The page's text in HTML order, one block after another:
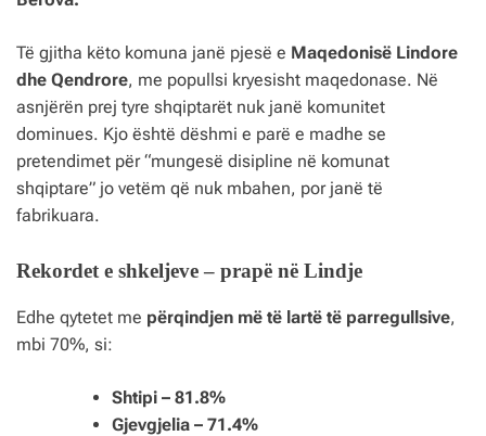
Të gjitha këto komuna janë pjesë e Maqedonisë Lindore
dhe Qendrore, me popullsi kryesisht maqedonase. Në
asnjërën prej tyre shqiptarët nuk janë komunitet
dominues. Kjo është dëshmi e parë e madhe se
pretendimet për “mungesë disipline në komunat
shqiptare” jo vetëm që nuk mbahen, por janë të
fabrikuara.
Rekordet e shkeljeve – prapë në Lindje
Edhe qytetet me përqindjen më të lartë të parregullsive,
mbi 70%, si:
Shtipi – 81.8%
Gjevgjelia – 71.4%